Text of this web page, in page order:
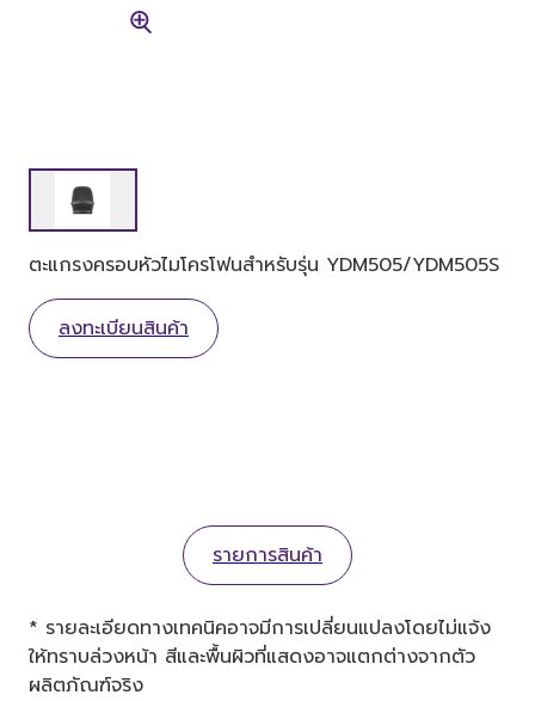
ตะแกรงครอบหัวไมโครโฟนสำหรับรุ่น YDM505/YDM505S
ลงทะเบียนสินค้า
รายการสินค้า
* รายละเอียดทางเทคนิคอาจมีการเปลี่ยนแปลงโดยไม่แจ้ง
ให้ทราบล่วงหน้า สีและพื้นผิวที่แสดงอาจแตกต่างจากตัว
ผลิตภัณฑ์จริง